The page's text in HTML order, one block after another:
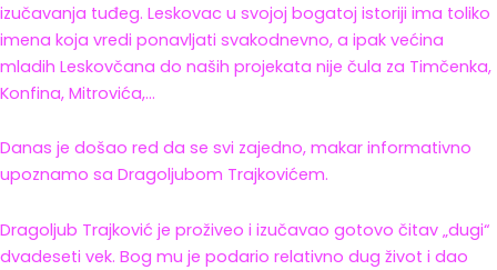
izučavanja tuđeg. Leskovac u svojoj bogatoj istoriji ima toliko
imena koja vredi ponavljati svakodnevno, a ipak većina
mladih Leskovčana do naših projekata nije čula za Timčenka,
Konfina, Mitrovića,…
Danas je došao red da se svi zajedno, makar informativno
upoznamo sa Dragoljubom Trajkovićem.
Dragoljub Trajković je proživeo i izučavao gotovo čitav „dugi“
dvadeseti vek. Bog mu je podario relativno dug život i dao